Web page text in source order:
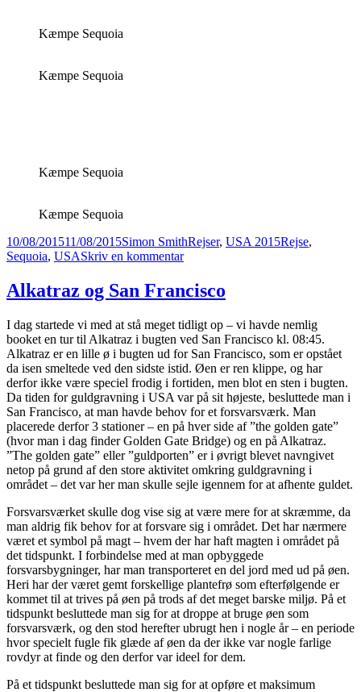
Kæmpe Sequoia
Kæmpe Sequoia
Kæmpe Sequoia
Kæmpe Sequoia
Udgivet
i
10/08/201511/08/2015Forfatter
Simon SmithKategorier
Rejser, USA 2015Tags
Rejse,
Sequoia, USASkriv en kommentartil
Sequoia
National
til
Lake
Isabella
Alkatraz og San Francisco
I dag startede vi med at stå meget tidligt op – vi havde nemlig
booket en tur til Alkatraz i bugten ved San Francisco kl. 08:45.
Alkatraz er en lille ø i bugten ud for San Francisco, som er opstået
da isen smeltede ved den sidste istid. Øen er ren klippe, og har
derfor ikke være speciel frodig i fortiden, men blot en sten i bugten.
Da tiden for guldgravning i USA var på sit højeste, besluttede man i
San Francisco, at man havde behov for et forsvarsværk. Man
placerede derfor 3 stationer – en på hver side af ”the golden gate”
(hvor man i dag finder Golden Gate Bridge) og en på Alkatraz.
”The golden gate” eller ”guldporten” er i øvrigt blevet navngivet
netop på grund af den store aktivitet omkring guldgravning i
området – det var her man skulle sejle igennem for at afhente guldet.
Forsvarsværket skulle dog vise sig at være mere for at skræmme, da
man aldrig fik behov for at forsvare sig i området. Det har nærmere
været et symbol på magt – hvem der har haft magten i området på
det tidspunkt. I forbindelse med at man opbyggede
forsvarsbygninger, har man transporteret en del jord med ud på øen.
Heri har der været gemt forskellige plantefrø som efterfølgende er
kommet til at trives på øen på trods af det meget barske miljø. På et
tidspunkt besluttede man sig for at droppe at bruge øen som
forsvarsværk, og den stod herefter ubrugt hen i nogle år – en periode
hvor specielt fugle fik glæde af øen da der ikke var nogle farlige
rovdyr at finde og den derfor var ideel for dem.
På et tidspunkt besluttede man sig for at opføre et maksimum